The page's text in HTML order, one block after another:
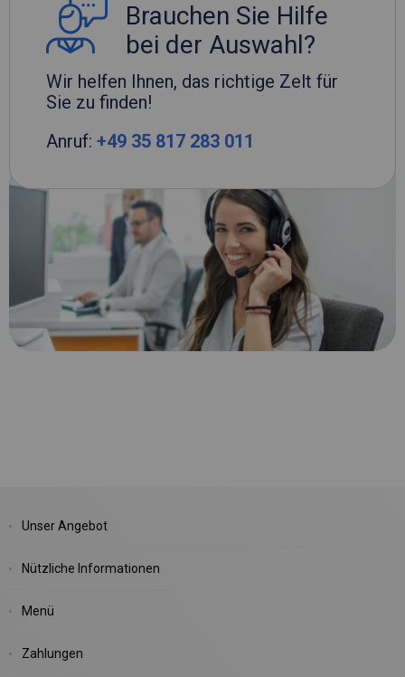
Brauchen Sie Hilfe
bei der Auswahl?
Wir helfen Ihnen, das richtige Zelt für
Sie zu finden!
Anruf: +49 35 817 283 011
Unser Angebot
Nützliche Informationen
Menü
Zahlungen